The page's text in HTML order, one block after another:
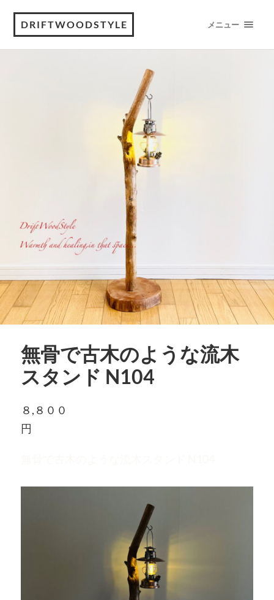
DRIFTWOODSTYLE メニュー
無骨で古木のような流木
スタンド N104
８,８００
円